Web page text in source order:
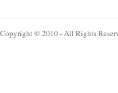
Copyright © 2010 - All Rights